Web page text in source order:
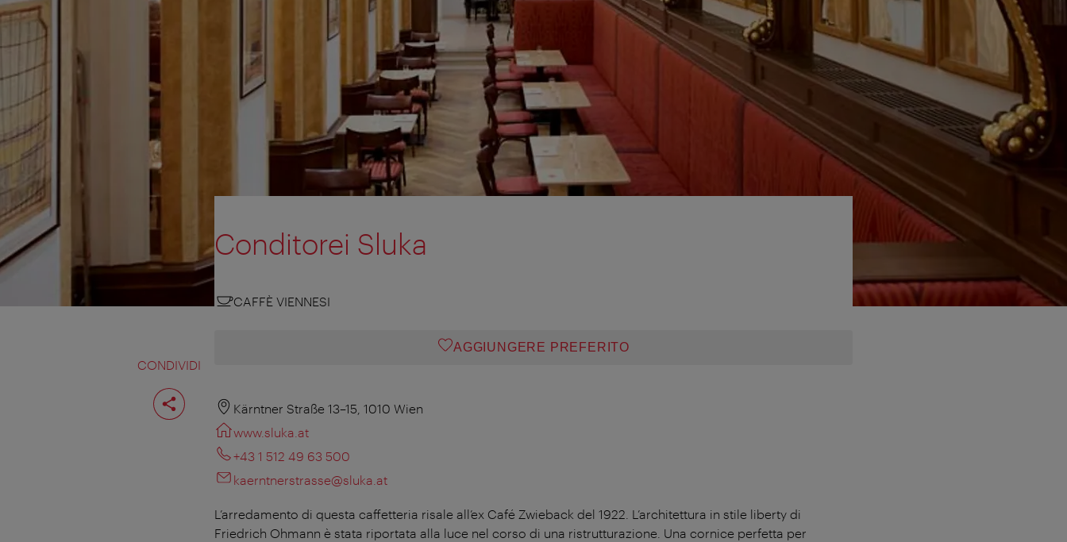
CONDIVIDI
Condividi
pagina
Conditorei Sluka
CAFFÈ VIENNESI
AGGIUNGERE PREFERITO
Kärntner Straße 13–15, 1010 Wien
www.sluka.at
+43 1 512 49 63 500
kaerntnerstrasse@sluka.at
L’arredamento di questa caffetteria risale all’ex Café Zwieback del 1922. L’architettura in stile liberty di
Friedrich Ohmann è stata riportata alla luce nel corso di una ristrutturazione. Una cornice perfetta per